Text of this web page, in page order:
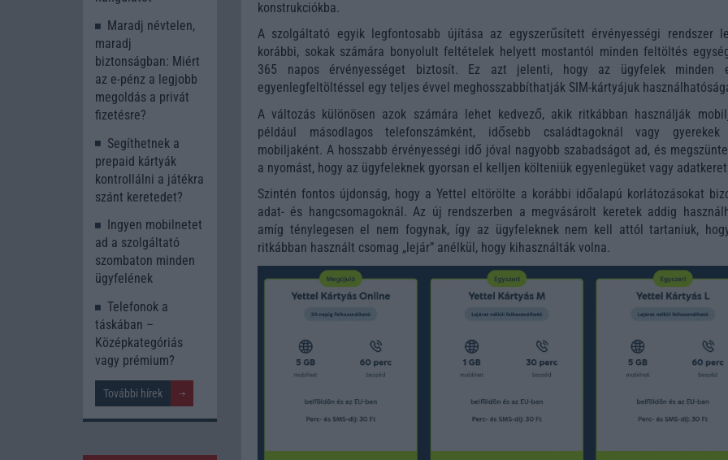
konstrukciókba.
A szolgáltató egyik legfontosabb újítása az egyszerűsített érvényességi rendszer
korábbi, sokak számára bonyolult feltételek helyett mostantól minden feltöltés
365 napos érvényességet biztosít. Ez azt jelenti, hogy az ügyfelek minden
egyenlegfeltöltéssel egy teljes évvel meghosszabbíthatják SIM-kártyájuk
A változás különösen azok számára lehet kedvező, akik ritkábban használják
például másodlagos telefonszámként, idősebb családtagoknál vagy
mobiljaként. A hosszabb érvényességi idő jóval nagyobb szabadságot ad, és
a nyomást, hogy az ügyfeleknek gyorsan el kelljen költeniük egyenlegüket vagy
Szintén fontos újdonság, hogy a Yettel eltörölte a korábbi időalapú korlátozásokat
adat- és hangcsomagoknál. Az új rendszerben a megvásárolt keretek addig
amíg ténylegesen el nem fogynak, így az ügyfeleknek nem kell attól tartaniuk,
ritkábban használt csomag „lejár” anélkül, hogy kihasználták volna.
Maradj névtelen,
maradj
biztonságban: Miért
az e-pénz a legjobb
megoldás a privát
fizetésre?
Segíthetnek a
prepaid kártyák
kontrollálni a játékra
szánt keretedet?
Ingyen mobilnetet
ad a szolgáltató
szombaton minden
ügyfelének
Telefonok a
táskában –
Középkategóriás
vagy prémium?
További hírek